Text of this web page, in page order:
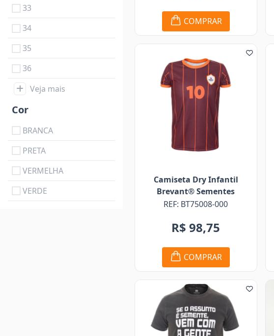
33
34
35
36
Veja mais
Cor
BRANCA
PRETA
VERMELHA
VERDE
COMPRAR
Camiseta Dry Infantil
Brevant® Sementes
REF: BT75008-000
R$ 98,75
COMPRAR